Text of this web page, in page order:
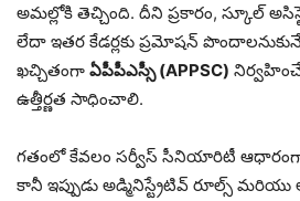
అమల్లోకి తెచ్చింది. దీని ప్రకారం, స్కూల్
లేదా ఇతర కేడర్లకు ప్రమోషన్
ఖచ్చితంగా ఏపీపీఎస్సీ (APPSC) నిర్వహించే
ఉత్తీర్ణత సాధించాలి.
గతంలో కేవలం సర్వీస్ సీనియారిటీ
కానీ ఇప్పుడు అడ్మినిస్ట్రేటివ్ రూల్స్ మరియు